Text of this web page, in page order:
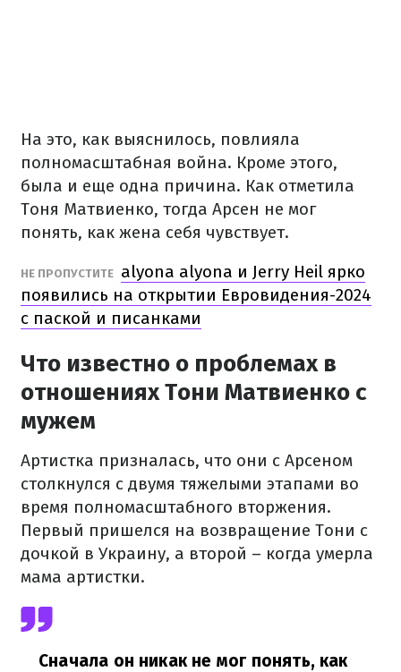
На это, как выяснилось, повлияла
полномасштабная война. Кроме этого,
была и еще одна причина. Как отметила
Тоня Матвиенко, тогда Арсен не мог
понять, как жена себя чувствует.
НЕ ПРОПУСТИТЕ alyona alyona и Jerry Heil ярко
появились на открытии Евровидения-2024
с паской и писанками
Что известно о проблемах в
отношениях Тони Матвиенко с
мужем
Артистка призналась, что они с Арсеном
столкнулся с двумя тяжелыми этапами во
время полномасштабного вторжения.
Первый пришелся на возвращение Тони с
дочкой в Украину, а второй – когда умерла
мама артистки.
Сначала он никак не мог понять, как